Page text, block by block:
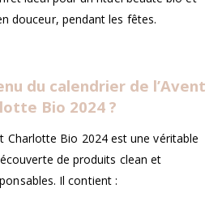
douceur, pendant les fêtes.
du calendrier de l’Avent
Bio 2024 ?
Charlotte Bio 2024 est une véritable
de produits clean et
Il contient :